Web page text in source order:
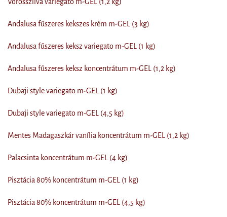
Andalusa fűszeres kekszes krém m-GEL (3 kg)
Andalusa fűszeres keksz variegato m-GEL (1 kg)
Andalusa fűszeres keksz koncentrátum m-GEL (1,2 kg)
Dubaji style variegato m-GEL (1 kg)
Dubaji style variegato m-GEL (4,5 kg)
Mentes Madagaszkár vanília koncentrátum m-GEL (1,2 kg)
Palacsinta koncentrátum m-GEL (4 kg)
Pisztácia 80% koncentrátum m-GEL (1 kg)
Pisztácia 80% koncentrátum m-GEL (4,5 kg)